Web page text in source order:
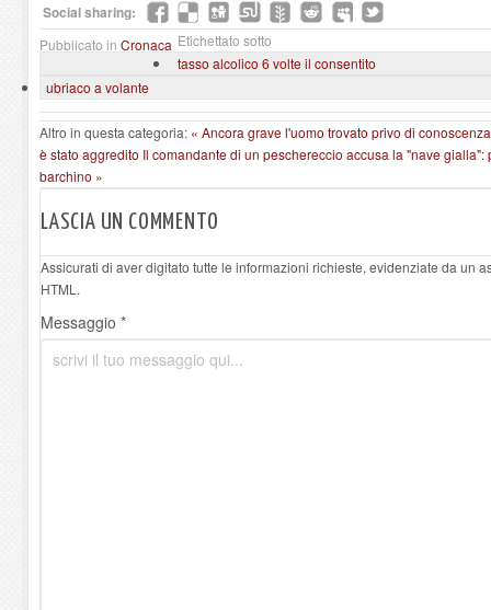
Social sharing:
Pubblicato in Cronaca Etichettato sotto
tasso alcolico 6 volte il consentito
ubriaco a volante
Altro in questa categoria: « Ancora grave l'uomo trovato privo di
è stato aggredito Il comandante di un peschereccio accusa la "nave
barchino »
LASCIA UN COMMENTO
Assicurati di aver digitato tutte le informazioni richieste, evidenziate da un
HTML.
Messaggio *